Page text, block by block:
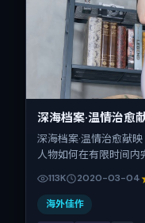
深海档案·温情治愈
深海档案·温情治愈献
人物如何在有限时间内
富。影片定于 2020-
节档前后公映，片长
113K 2020-03-04
海外佳作